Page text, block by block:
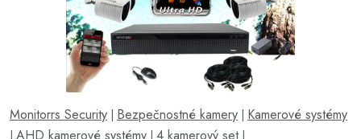
Monitorrs Security Bezpečnostné kamery Kamerové systémy
|